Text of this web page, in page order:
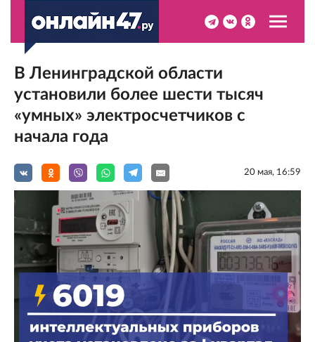
В Ленинградской области
установили более шести тысяч
«умных» электросчетчиков с
начала года
20 мая, 16:59